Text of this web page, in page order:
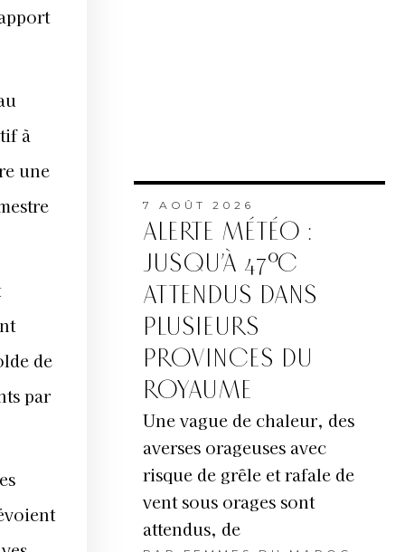
à
une
de
par
7 AOÛT 2026
ALERTE MÉTÉO :
JUSQU’À 47°C
ATTENDUS DANS
PLUSIEURS
PROVINCES DU
ROYAUME
Une vague de chaleur, des
averses orageuses avec
risque de grêle et rafale de
vent sous orages sont
attendus, de